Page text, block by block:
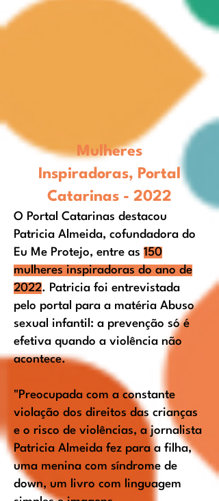
Mulheres
Inspiradoras, Portal
Catarinas - 2022
O Portal Catarinas destacou
Patricia Almeida, cofundadora do
Eu Me Protejo, entre as 150
mulheres inspiradoras do ano de
2022. Patricia foi entrevistada
pelo portal para a matéria Abuso
sexual infantil: a prevenção só é
efetiva quando a violência não
acontece.
"Preocupada com a constante
violação dos direitos das crianças
e o risco de violências, a jornalista
Patricia Almeida fez para a filha,
uma menina com síndrome de
down, um livro com linguagem